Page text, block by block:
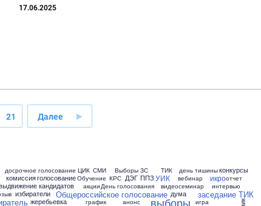
17.06.2025
21 Далее
Выборы ЗС
ДЭГ
День голосования
КРС
Обучение
Общероссийское голосование
ППЗ
СМИ ТИК
УИК
ЦИК
акции
анонс
вебинар
видеосеминар
выборы
кандидатов
голосование
график
день тишины
досрочное голосование
дума
жеребьевка
заседание ТИК
игра
избиратели
икро
интервью
комиссия
конкурсы
отчет